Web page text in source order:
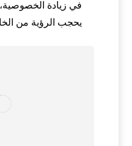
في زيادة
يحجب الرؤية من